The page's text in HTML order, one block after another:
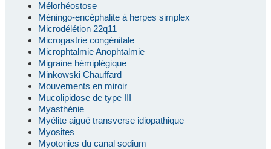
Mélorhéostose
Méningo-encéphalite à herpes simplex
Microdélétion 22q11
Microgastrie congénitale
Microphtalmie Anophtalmie
Migraine hémiplégique
Minkowski Chauffard
Mouvements en miroir
Mucolipidose de type III
Myasthénie
Myélite aiguë transverse idiopathique
Myosites
Myotonies du canal sodium